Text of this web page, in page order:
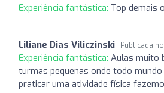
Experiência fantástica: Top demais
Liliane Dias Viliczinski Publicada no
Experiência fantástica: Aulas muito
turmas pequenas onde todo mundo
praticar uma atividade física